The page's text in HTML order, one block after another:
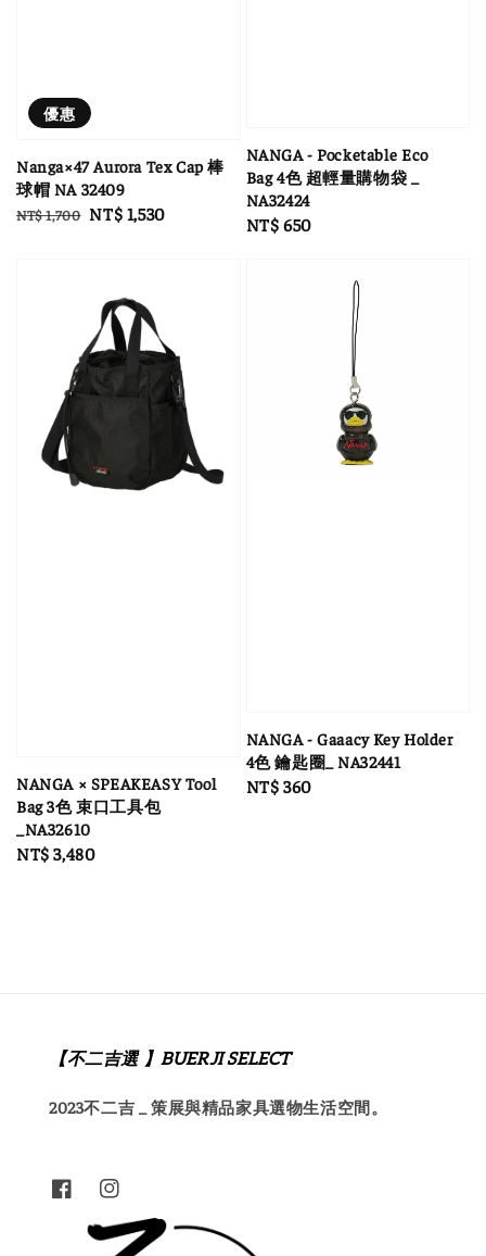
優惠
Nanga×47 Aurora Tex Cap 棒
球帽 NA 32409
Regular
NT$ 1,700 Sale
NT$ 1,530
NANGA - Pocketable Eco
Bag 4色 超輕量購物袋 _
NA32424
Regular
NT$ 650
NANGA × SPEAKEASY Tool
Bag 3色 束口工具包
_NA32610
Regular
NT$ 3,480
NANGA - Gaaacy Key Holder
4色 鑰匙圈_ NA32441
Regular
NT$ 360
【不二吉選 】BUERJI SELECT
2023不二吉 _ 策展與精品家具選物生活空間。